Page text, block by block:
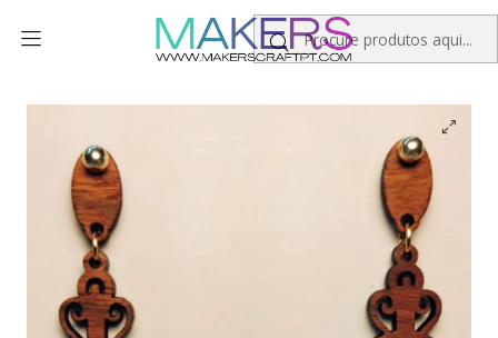
Início Artesanato Joalharia
Brincos em Madeira MOD. Cross 1